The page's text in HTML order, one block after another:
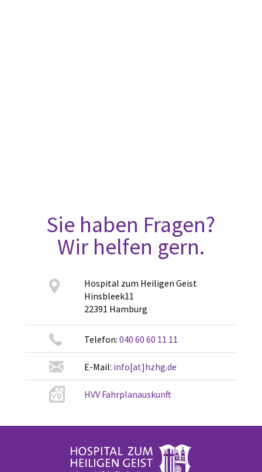
Sie haben Fragen?
Wir helfen gern.
Hospital zum Heiligen Geist
Hinsbleek11
22391 Hamburg
Telefon: 040 60 60 11 11
E-Mail: info[at]hzhg.de
HVV Fahrplanauskunft